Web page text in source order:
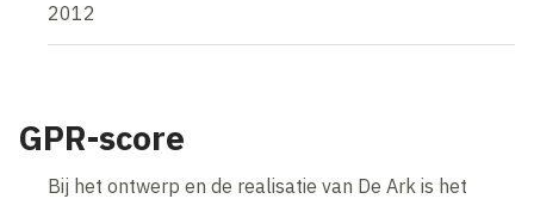
2012
GPR-score
Bij het ontwerp en de realisatie van De Ark is het